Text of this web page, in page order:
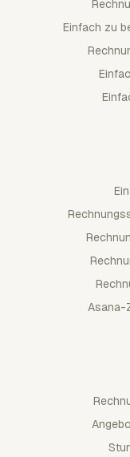
Einfach zu
Asana-